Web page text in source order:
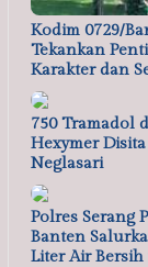
Kodim 0729/
Tekankan
Karakter dan
750 Tramadol
Hexymer
Neglasari
Polres Serang
Banten
Liter Air Bersih